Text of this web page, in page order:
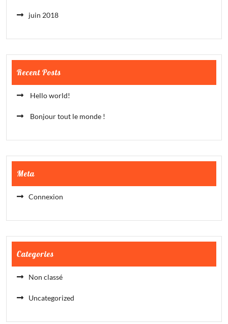
juin 2018
Recent Posts
Hello world!
Bonjour tout le monde !
Meta
Connexion
Categories
Non classé
Uncategorized